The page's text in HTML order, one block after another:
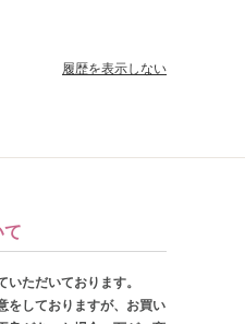
履歴を表示しない
て
いただいております。
をしておりますが、お買い